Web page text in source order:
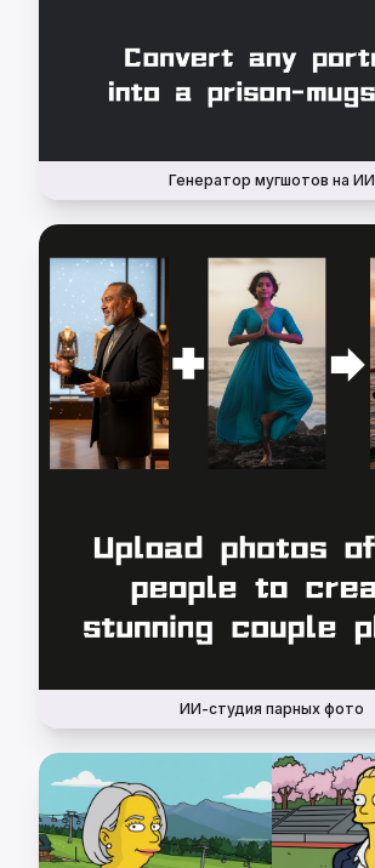
Генератор мугшотов на ИИ
ИИ-студия парных фото